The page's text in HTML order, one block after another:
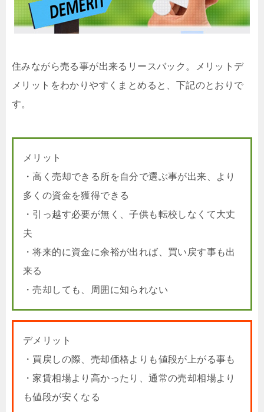
住みながら売る事が出来るリースバック。メリットデ
メリットをわかりやすくまとめると、下記のとおりで
す。
メリット
・高く売却できる所を自分で選ぶ事が出来、より
多くの資金を獲得できる
・引っ越す必要が無く、子供も転校しなくて大丈
夫
・将来的に資金に余裕が出れば、買い戻す事も出
来る
・売却しても、周囲に知られない
デメリット
・買戻しの際、売却価格よりも値段が上がる事も
・家賃相場より高かったり、通常の売却相場より
も値段が安くなる